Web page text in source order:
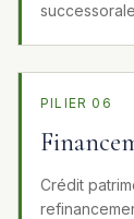
PILIER 06
Crédit